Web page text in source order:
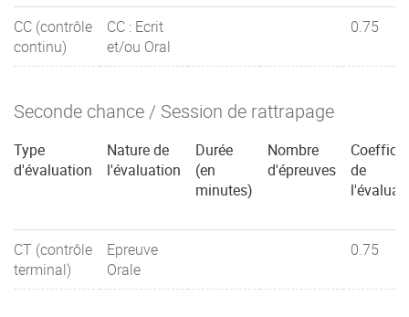
CC (contrôle
continu)
CC : Ecrit
et/ou Oral
0.75
Seconde chance / Session de rattrapage
Type
d'évaluation
Nature de
l'évaluation
Durée
(en
minutes)
Nombre
d'épreuves
de
CT (contrôle
terminal)
Epreuve
Orale
0.75